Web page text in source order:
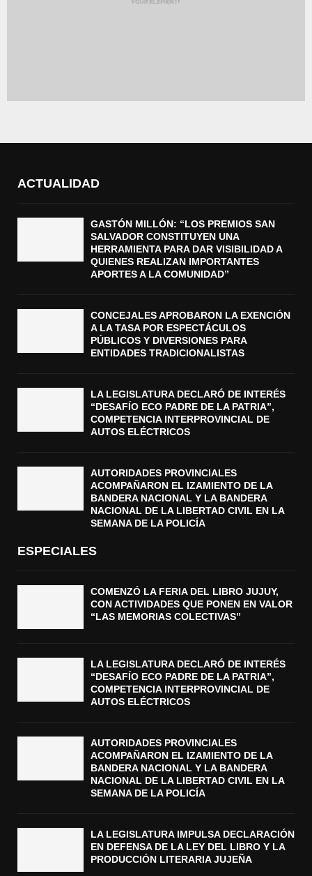
ACTUALIDAD
GASTÓN MILLÓN: “LOS PREMIOS SAN
SALVADOR CONSTITUYEN UNA
HERRAMIENTA PARA DAR VISIBILIDAD A
QUIENES REALIZAN IMPORTANTES
APORTES A LA COMUNIDAD”
CONCEJALES APROBARON LA EXENCIÓN
A LA TASA POR ESPECTÁCULOS
PÚBLICOS Y DIVERSIONES PARA
ENTIDADES TRADICIONALISTAS
LA LEGISLATURA DECLARÓ DE INTERÉS
“DESAFÍO ECO PADRE DE LA PATRIA”,
COMPETENCIA INTERPROVINCIAL DE
AUTOS ELÉCTRICOS
AUTORIDADES PROVINCIALES
ACOMPAÑARON EL IZAMIENTO DE LA
BANDERA NACIONAL Y LA BANDERA
NACIONAL DE LA LIBERTAD CIVIL EN LA
SEMANA DE LA POLICÍA
ESPECIALES
COMENZÓ LA FERIA DEL LIBRO JUJUY,
CON ACTIVIDADES QUE PONEN EN VALOR
“LAS MEMORIAS COLECTIVAS”
LA LEGISLATURA DECLARÓ DE INTERÉS
“DESAFÍO ECO PADRE DE LA PATRIA”,
COMPETENCIA INTERPROVINCIAL DE
AUTOS ELÉCTRICOS
AUTORIDADES PROVINCIALES
ACOMPAÑARON EL IZAMIENTO DE LA
BANDERA NACIONAL Y LA BANDERA
NACIONAL DE LA LIBERTAD CIVIL EN LA
SEMANA DE LA POLICÍA
LA LEGISLATURA IMPULSA DECLARACIÓN
EN DEFENSA DE LA LEY DEL LIBRO Y LA
PRODUCCIÓN LITERARIA JUJEÑA